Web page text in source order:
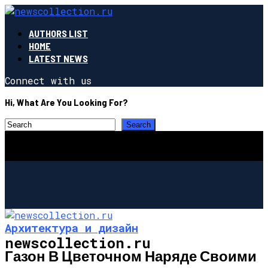
AUTHORS LIST
HOME
LATEST NEWS
Connect with us
Hi, What Are You Looking For?
newscollection.ru
Архитектура и дизайн
Газон В Цветочном Наряде Своими